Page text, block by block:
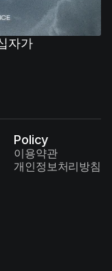
자가
Policy
이용약관
개인정보처리방침